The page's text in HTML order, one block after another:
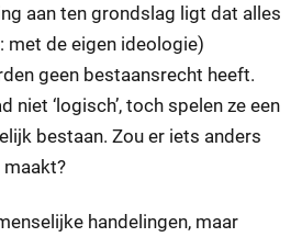
aan ten grondslag ligt dat alles
met de eigen ideologie)
geen bestaansrecht heeft.
niet ‘logisch’, toch spelen ze een
bestaan. Zou er iets anders
maakt?
handelingen, maar